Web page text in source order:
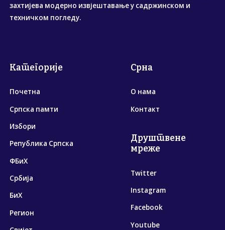
захтијева модерно извјештавање у садржинском и
техничком погледу.
Категорије
Почетна
Српска памти
Избори
Република Српска
ФБиХ
Србија
БиХ
Регион
Срна
О нама
Контакт
Друштвене
мреже
Twitter
Instagram
Facebook
Youtube